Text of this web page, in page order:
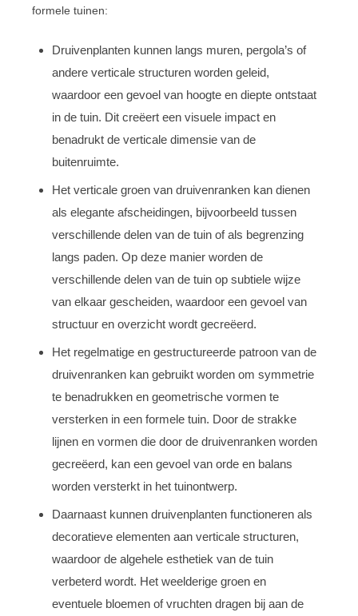
formele tuinen:
Druivenplanten kunnen langs muren, pergola’s of
andere verticale structuren worden geleid,
waardoor een gevoel van hoogte en diepte ontstaat
in de tuin. Dit creëert een visuele impact en
benadrukt de verticale dimensie van de
buitenruimte.
Het verticale groen van druivenranken kan dienen
als elegante afscheidingen, bijvoorbeeld tussen
verschillende delen van de tuin of als begrenzing
langs paden. Op deze manier worden de
verschillende delen van de tuin op subtiele wijze
van elkaar gescheiden, waardoor een gevoel van
structuur en overzicht wordt gecreëerd.
Het regelmatige en gestructureerde patroon van de
druivenranken kan gebruikt worden om symmetrie
te benadrukken en geometrische vormen te
versterken in een formele tuin. Door de strakke
lijnen en vormen die door de druivenranken worden
gecreëerd, kan een gevoel van orde en balans
worden versterkt in het tuinontwerp.
Daarnaast kunnen druivenplanten functioneren als
decoratieve elementen aan verticale structuren,
waardoor de algehele esthetiek van de tuin
verbeterd wordt. Het weelderige groen en
eventuele bloemen of vruchten dragen bij aan de